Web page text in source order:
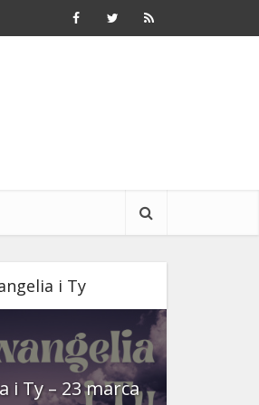
i Ty
i Ty – 23 marca